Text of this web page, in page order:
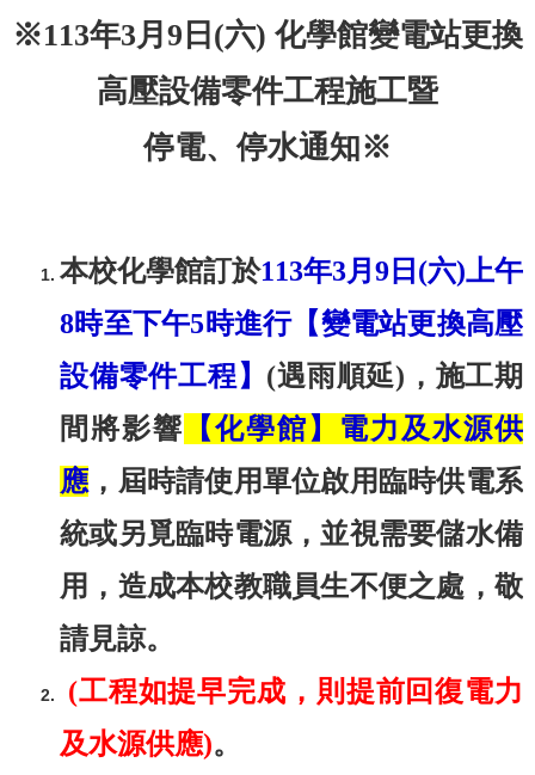
※113年3月9日(六) 化學館變電站更換
高壓設備零件工程施工暨
停電、停水通知※
本校化學館訂於113年3月9日(六)上午
8時至下午5時進行【變電站更換高壓
設備零件工程】 (遇雨順延)，施工期
間將影響 【化學館】電力及水源供
應 ，屆時請使用單位啟用臨時供電系
統或另覓臨時電源，並視需要儲水備
用，造成本校教職員生不便之處，敬
請見諒。
(工程如提早完成，則提前回復電力
及水源供應)。